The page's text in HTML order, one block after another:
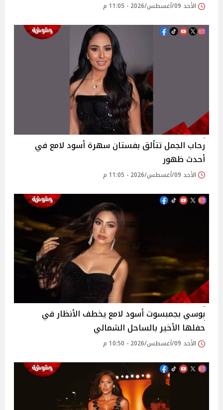
الأحد 09/أغسطس/2026 - 11:05 م
رحاب الجمل تتألق بفستان سهرة أسود لامع في
أحدث ظهور
الأحد 09/أغسطس/2026 - 11:05 م
بوسي بجمبسوت أسود لامع يخطف الأنظار في
حفلها الأخير بالساحل الشمالي
الأحد 09/أغسطس/2026 - 10:50 م